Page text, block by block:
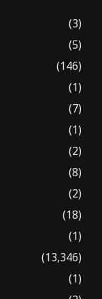
(3)
(5)
(146)
(1)
(7)
(1)
(2)
(8)
(2)
(18)
(1)
(13,346)
(1)